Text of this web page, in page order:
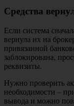
Средства
Если система
вернула их на
привязанной
заблокирована,
реквизиты.
Нужно проверить
необходимости –
вывода и можно